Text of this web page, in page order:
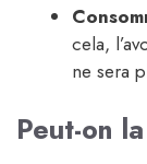
cela,
ne sera
Peut-on